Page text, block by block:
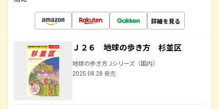
詳細を見る
Ｊ２６ 地球の歩き方 杉並区
地球の歩き方 Jシリーズ（国内）
2025.08.28 発売